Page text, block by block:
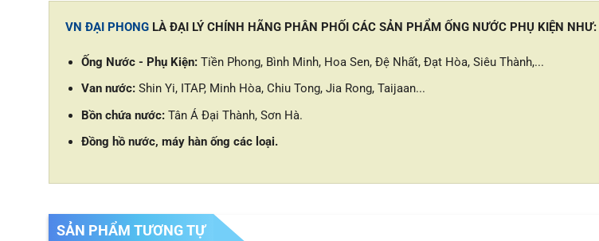
VN ĐẠI PHONGLÀ ĐẠI LÝ CHÍNH HÃNG PHÂN PHỐI CÁC SẢN PHẨM ỐNG NƯỚC PHỤ KIỆN NHƯ:
Ống Nước - Phụ Kiện:Tiền Phong, Bình Minh, Hoa Sen, Đệ Nhất, Đạt Hòa, Siêu Thành,...
Van nước:Shin Yi, ITAP, Minh Hòa, Chiu Tong, Jia Rong, Taijaan...
Bồn chứa nước:Tân Á Đại Thành, Sơn Hà.
Đồng hồ nước, máy hàn ống các loại.
SẢN PHẨM TƯƠNG TỰ